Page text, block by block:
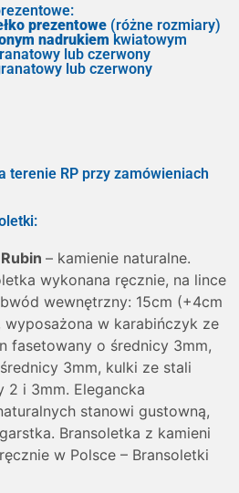
prezentowe (różne rozmiary)
nadrukiem kwiatowym
lub czerwony
lub czerwony
terenie RP przy zamówieniach
– kamienie naturalne.
wykonana ręcznie, na lince
wewnętrzny: 15cm (+4cm
wyposażona w karabińczyk ze
fasetowany o średnicy 3mm,
3mm, kulki ze stali
2 i 3mm. Elegancka
stanowi gustowną,
Bransoletka z kamieni
w Polsce – Bransoletki